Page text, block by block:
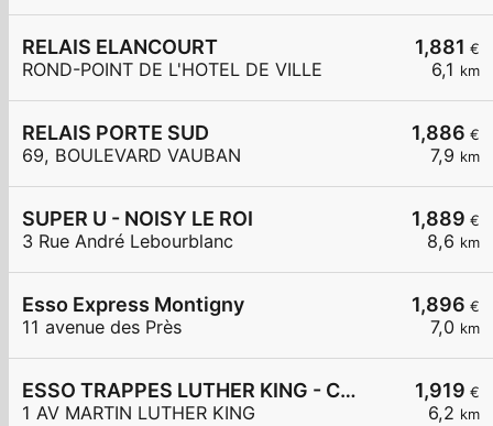
1,881 €
6,1 km
RELAIS ELANCOURT
ROND-POINT DE L'HOTEL DE VILLE
1,886 €
7,9 km
RELAIS PORTE SUD
69, BOULEVARD VAUBAN
1,889 €
8,6 km
SUPER U - NOISY LE ROI
3 Rue André Lebourblanc
1,896 €
7,0 km
Esso Express Montigny
11 avenue des Près
1,919 €
6,2 km
ESSO TRAPPES LUTHER KING - CARREFOUR EXPRESS
1 AV MARTIN LUTHER KING